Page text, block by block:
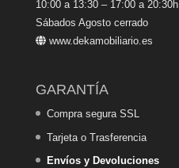
10:00 a 13:30 – 17:00 a 20:30h
Sábados Agosto cerrado
www.dekamobiliario.es
GARANTÍA
Compra segura SSL
Tarjeta o Trasferencia
Envíos y Devoluciones